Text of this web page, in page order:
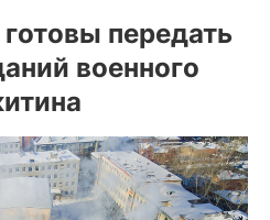
передать
военного